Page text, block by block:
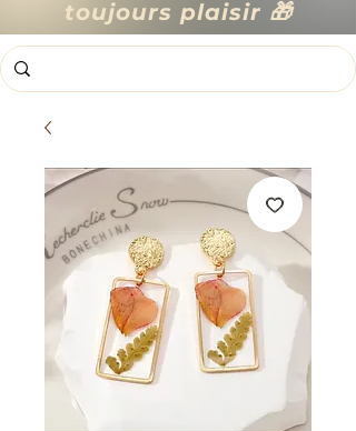
toujours plaisir 🎁